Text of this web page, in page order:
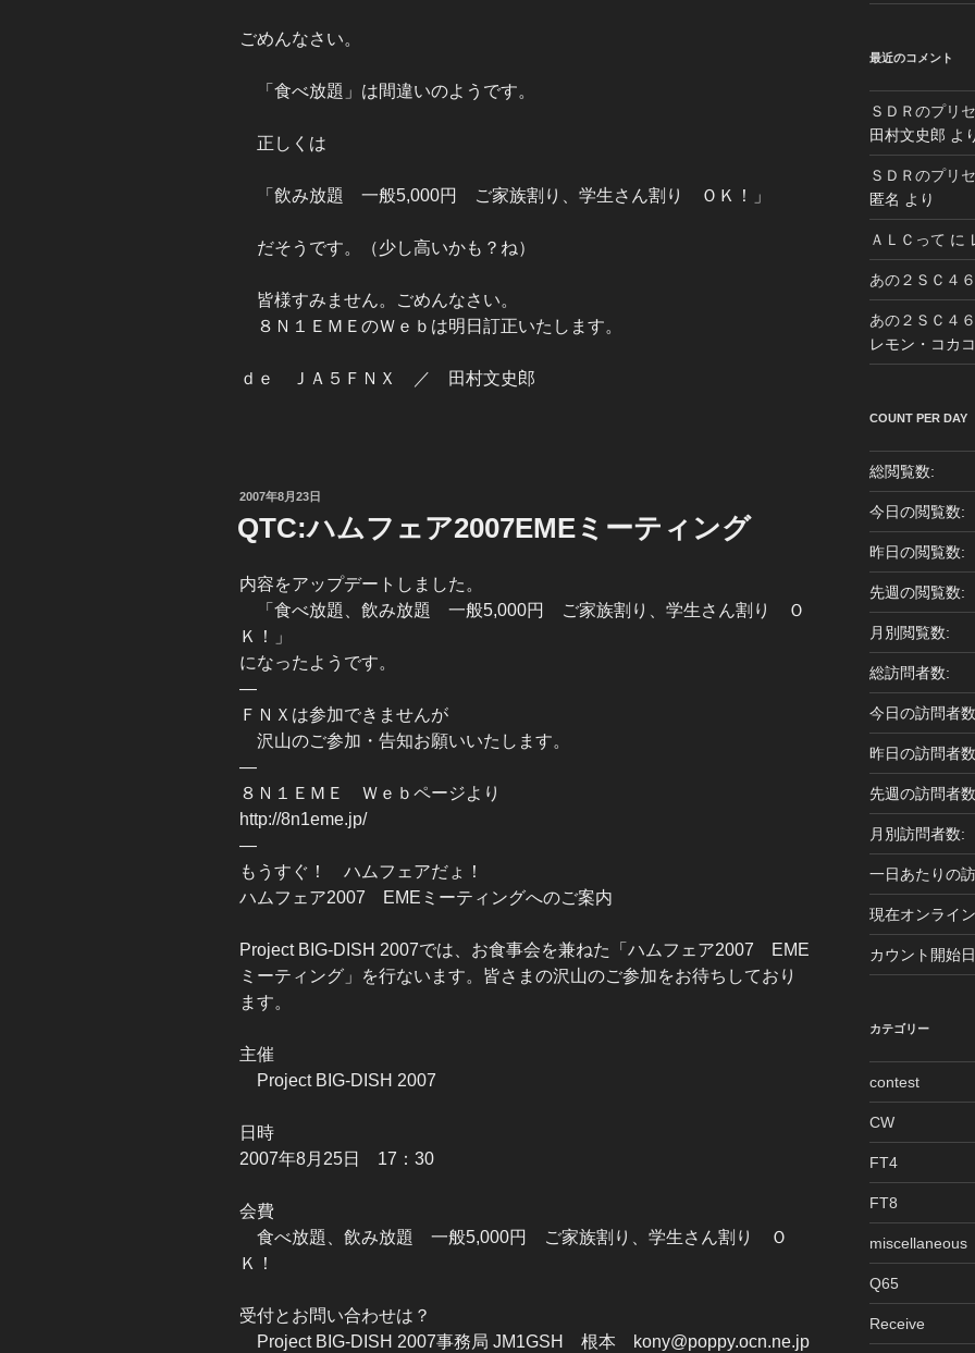
ごめんなさい。
「食べ放題」は間違いのようです。
正しくは
「飲み放題 一般5,000円 ご家族割り、学生さん割り ＯＫ！」
だそうです。（少し高いかも？ね）
皆様すみません。ごめんなさい。
８Ｎ１ＥＭＥのＷｅｂは明日訂正いたします。
ｄｅ ＪＡ５ＦＮＸ ／ 田村文史郎
投
日:
2007年8月23日
QTC:ハムフェア2007EMEミーティング
内容をアップデートしました。
「食べ放題、飲み放題 一般5,000円 ご家族割り、学生さん割り Ｏ
Ｋ！」
になったようです。
—
ＦＮＸは参加できませんが
沢山のご参加・告知お願いいたします。
—
８Ｎ１ＥＭＥ Ｗｅｂページより
http://8n1eme.jp/
—
もうすぐ！ ハムフェアだょ！
ハムフェア2007 EMEミーティングへのご案内
Project BIG-DISH 2007では、お食事会を兼ねた「ハムフェア2007 EME
ミーティング」を行ないます。皆さまの沢山のご参加をお待ちしており
ます。
主催
Project BIG-DISH 2007
日時
2007年8月25日 17：30
会費
食べ放題、飲み放題 一般5,000円 ご家族割り、学生さん割り Ｏ
Ｋ！
受付とお問い合わせは？
Project BIG-DISH 2007事務局 JM1GSH 根本 kony@poppy.ocn.ne.jp
最近のコメント
ＳＤＲのプリ
田村文史郎 よ
ＳＤＲのプリ
匿名 より
ＡＬＣって に
あの２ＳＣ４
あの２ＳＣ４
レモン・コカ
COUNT PER DAY
総閲覧数:
今日の閲覧数:
昨日の閲覧数:
先週の閲覧数:
月別閲覧数:
総訪問者数:
今日の訪問者
昨日の訪問者
先週の訪問者
月別訪問者数:
一日あたりの
現在オンライ
カウント開始
カテゴリー
contest
CW
FT4
FT8
miscellaneous
Q65
Receive